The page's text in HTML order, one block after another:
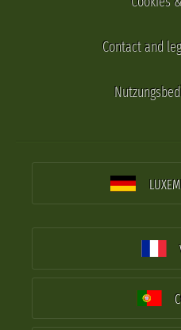
Contact and